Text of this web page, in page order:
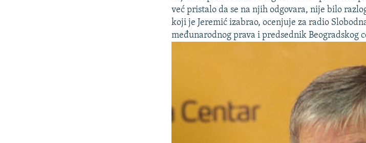
već pristalo da se na njih odgovara, nije bilo
koji je Jeremić izabrao, ocenjuje za radio
međunarodnog prava i predsednik Beogradskog